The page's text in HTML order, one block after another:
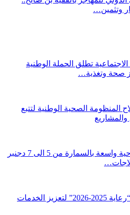
وتثمين…
تطلق الحملة الوطنية
صحة وتغذية…
المنظومة الصحية الوطنية لتتبع
تنظيم حملة طبية جراحية واسعة بالسمارة من 5 الى 7 دجنبر
أزيلال.. انطلاق عملية “رعاية 2025-2026” لتعزيز الخدمات